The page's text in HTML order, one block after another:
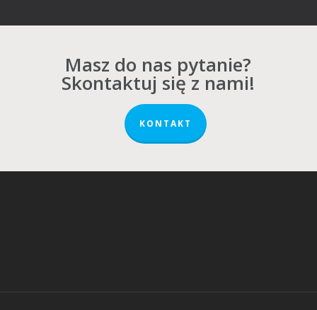
Masz do nas pytanie?
Skontaktuj się z nami!
KONTAKT